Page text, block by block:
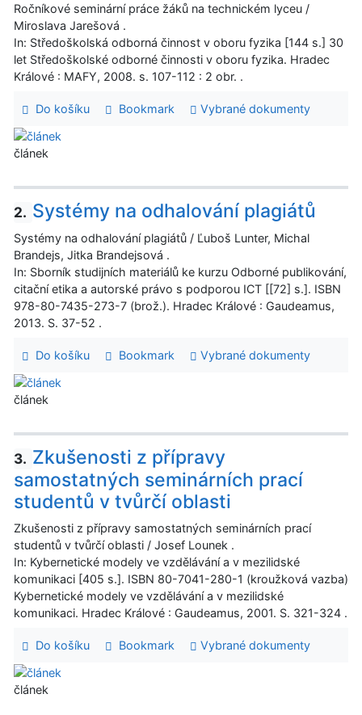
Ročníkové seminární práce žáků na technickém lyceu /
Miroslava Jarešová .
In: Středoškolská odborná činnost v oboru fyzika [144 s.] 30
let Středoškolské odborné činnosti v oboru fyzika. Hradec
Králové : MAFY, 2008. s. 107-112 : 2 obr. .
Do košíku Bookmark Vybrané dokumenty
článek
2. Systémy na odhalování plagiátů
Systémy na odhalování plagiátů / Ľuboš Lunter, Michal
Brandejs, Jitka Brandejsová .
In: Sborník studijních materiálů ke kurzu Odborné publikování,
citační etika a autorské právo s podporou ICT [[72] s.]. ISBN
978-80-7435-273-7 (brož.). Hradec Králové : Gaudeamus,
2013. S. 37-52 .
Do košíku Bookmark Vybrané dokumenty
článek
3. Zkušenosti z přípravy
samostatných seminárních prací
studentů v tvůrčí oblasti
Zkušenosti z přípravy samostatných seminárních prací
studentů v tvůrčí oblasti / Josef Lounek .
In: Kybernetické modely ve vzdělávání a v mezilidské
komunikaci [405 s.]. ISBN 80-7041-280-1 (kroužková vazba)
Kybernetické modely ve vzdělávání a v mezilidské
komunikaci. Hradec Králové : Gaudeamus, 2001. S. 321-324 .
Do košíku Bookmark Vybrané dokumenty
článek